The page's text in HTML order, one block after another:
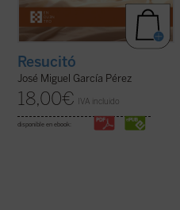
Resucitó
José Miguel García Pérez
18,00€ IVA incluido
disponible en ebook: